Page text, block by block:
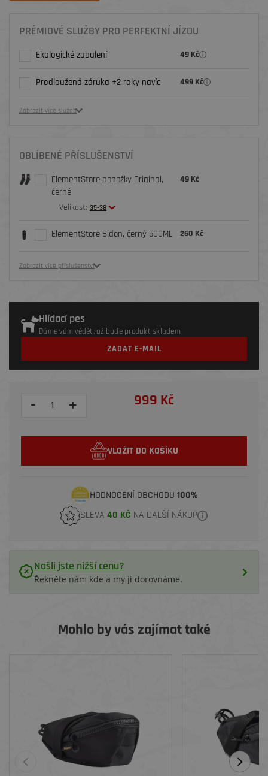
PRÉMIOVÉ SLUŽBY PRO PERFEKTNÍ JÍZDU
Ekologické zabalení 49 Kč
Prodloužená záruka +2 roky navíc 499 Kč
Zobrazit více služeb
OBLÍBENÉ PŘÍSLUŠENSTVÍ
ElementStore ponožky Original,
černé
Velikost: 35-38
49 Kč
ElementStore Bidon, černý 500ML 250 Kč
Zobrazit více příslušenství
Hlídací pes
Dáme vám vědět, až bude produkt skladem
ZADAT E-MAIL
- + 999 Kč
VLOŽIT DO KOŠÍKU
HODNOCENÍ OBCHODU 100%
SLEVA 40 KČ NA DALŠÍ NÁKUP
Našli jste nižší cenu?
Řekněte nám kde a my ji dorovnáme.
Mohlo by vás zajímat také